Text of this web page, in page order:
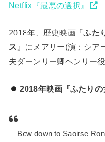
Netflix『最悪の選択』
2018年、歴史映画『ふた
ス 』にメアリー(演：シア
夫ダーンリー卿ヘンリー役
2018年映画『ふたりの
Bow down to Saoirse